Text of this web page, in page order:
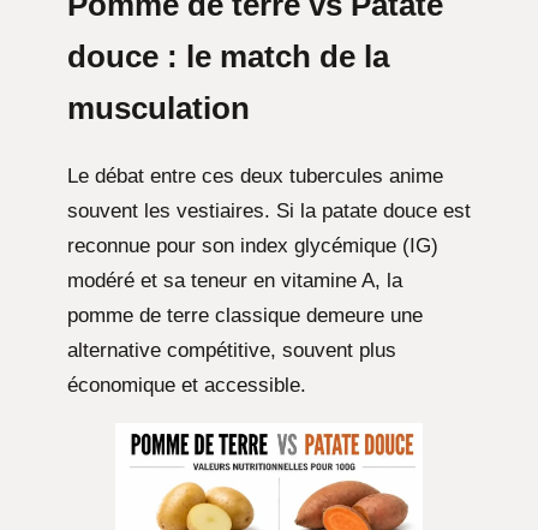
douce : le match de la
musculation
Le débat entre ces deux tubercules anime
souvent les vestiaires. Si la patate douce est
reconnue pour son index glycémique (IG)
modéré et sa teneur en vitamine A, la
pomme de terre classique demeure une
alternative compétitive, souvent plus
économique et accessible.